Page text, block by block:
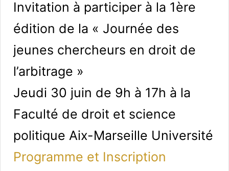
Invitation à participer à la 1ère
édition de la « Journée des
jeunes chercheurs en droit de
l’arbitrage »
Jeudi 30 juin de 9h à 17h à la
Faculté de droit et science
politique Aix-Marseille Université
Programme et Inscription